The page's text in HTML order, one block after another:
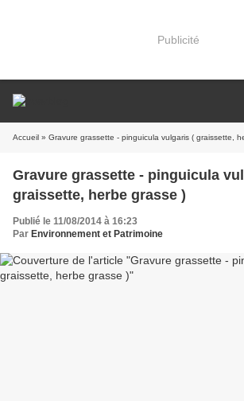
Publicité
Accueil » Gravure grassette - pinguicula vulgaris ( graissette,
Gravure grassette - pinguicula
graissette, herbe grasse )
Publié le 11/08/2014 à 16:23
Par Environnement et Patrimoine